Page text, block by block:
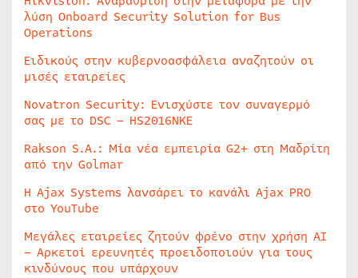
λύση Onboard Security Solution for Bus
Operations
Ειδικούς στην κυβερνοασφάλεια αναζητούν οι
μισές εταιρείες
Novatron Security: Ενισχύστε τον συναγερμό
σας με το DSC – HS2016NKE
Rakson S.A.: Μία νέα εμπειρία G2+ στη Μαδρίτη
από την Golmar
Η Ajax Systems λανσάρει το κανάλι Ajax PRO
στο YouTube
Μεγάλες εταιρείες ζητούν φρένο στην χρήση AI
– Αρκετοί ερευνητές προειδοποιούν για τους
κινδύνους που υπάρχουν